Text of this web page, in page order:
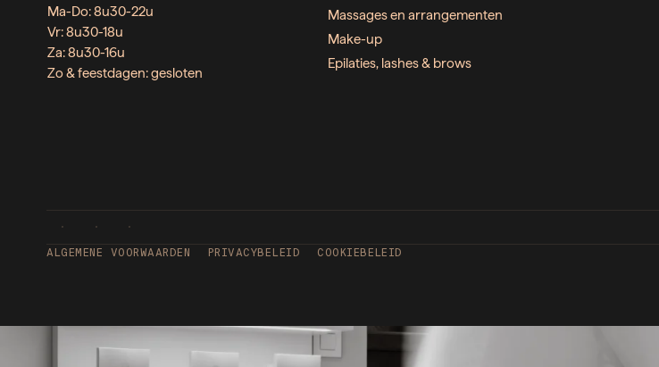
Ma-Do: 8u30-22u
Vr: 8u30-18u
Za: 8u30-16u
Zo & feestdagen: gesloten
Massages en arrangementen
Make-up
Epilaties, lashes & brows
ALGEMENE VOORWAARDEN PRIVACYBELEID COOKIEBELEID